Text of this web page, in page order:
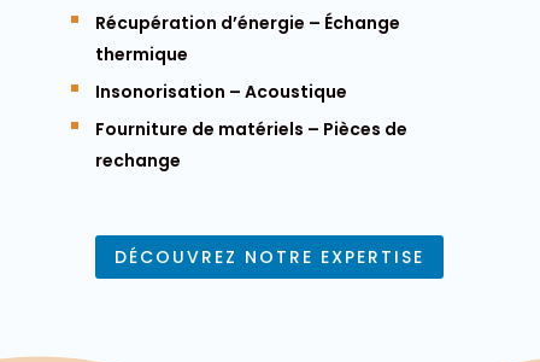
Récupération d’énergie – Échange
thermique
Insonorisation – Acoustique
Fourniture de matériels – Pièces de
rechange
DÉCOUVREZ NOTRE EXPERTISE